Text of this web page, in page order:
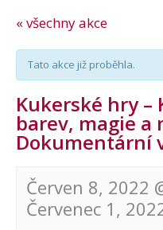
« všechny akce
Tato akce již proběhla.
Kukerské hry –
barev, magie a
Dokumentární
Červen 8, 2022
Červenec 1,